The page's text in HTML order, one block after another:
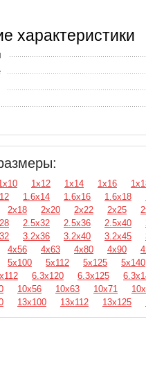
характеристики
1х12 1х14 1х16
1.6х14 1.6х16 1.6х18
2х18 2х20 2х22 2х25
2.5х32 2.5х36 2.5х40
3.2х36 3.2х40 3.2х45
4х56 4х63 4х80 4х90
5х100 5х112 5х125
5х140
6.3х120 6.3х125
10х56 10х63 10х71
13х100 13х112 13х125